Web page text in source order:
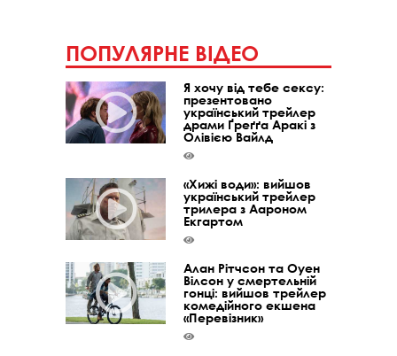
ПОПУЛЯРНЕ ВІДЕО
Я хочу від тебе сексу:
презентовано
український трейлер
драми Ґреґґа Аракі з
Олівією Вайлд
«Хижі води»: вийшов
український трейлер
трилера з Аароном
Екгартом
Алан Рітчсон та Оуен
Вілсон у смертельній
гонці: вийшов трейлер
комедійного екшена
«Перевізник»